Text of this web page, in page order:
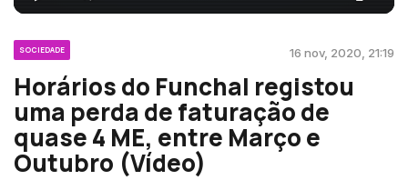
SOCIEDADE 16 nov, 2020, 21:19
Horários do Funchal registou
uma perda de faturação de
quase 4 ME, entre Março e
Outubro (Vídeo)